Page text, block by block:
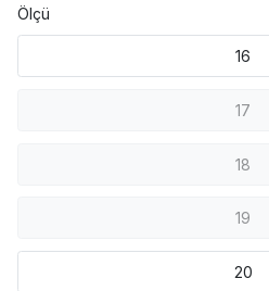
Ölçü
16
17
18
19
20